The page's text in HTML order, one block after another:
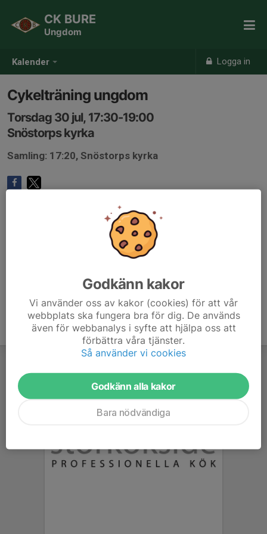
Kalender Logga in
CK BURE
Ungdom
Cykelträning ungdom
Torsdag 30 jul, 17:30-19:00
Snöstorps kyrka
Samling: 17:20, Snöstorps kyrka
Godkänn kakor
Vi använder oss av kakor (cookies) för att vår
webbplats ska fungera bra för dig. De används
även för webbanalys i syfte att hjälpa oss att
förbättra våra tjänster.
Så använder vi cookies
Godkänn alla kakor
Bara nödvändiga